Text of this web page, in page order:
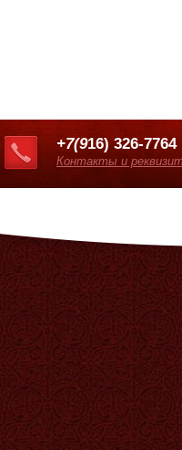
+7(916) 326-7764
Контакты и